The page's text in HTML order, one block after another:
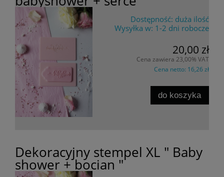
Dostępność: duża ilość
Wysyłka w: 1-2 dni robocze
20,00 zł
Cena zawiera 23,00% VAT
Cena netto: 16,26 zł
do koszyka
Dekoracyjny stempel XL " Baby
shower + bocian "